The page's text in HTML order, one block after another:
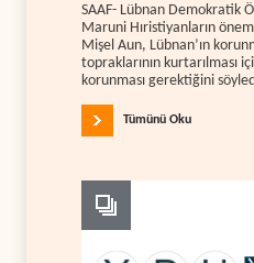
SAAF- Lübnan Demokratik
Maruni Hıristiyanların
Mişel Aun, Lübnan’ın
topraklarının kurtarılması
korunması gerektiğini
Tümünü Oku